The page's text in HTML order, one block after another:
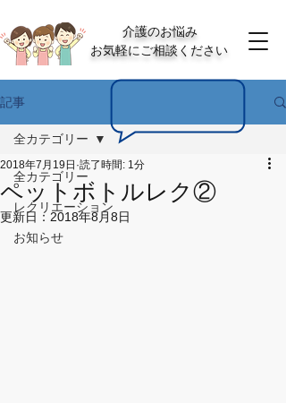
介護のお悩み
お気軽にご相談ください
記事
全カテゴリー
レクリエーション
お知らせ
全カテゴリー
ペットボトルレク②
2018年7月19日 読了時間: 1分
更新日： 2018年8月8日